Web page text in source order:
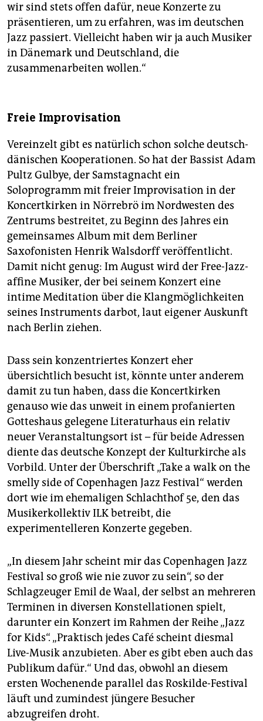
wir sind stets offen dafür, neue Konzerte zu
präsentieren, um zu erfahren, was im deutschen
Jazz passiert. Vielleicht haben wir ja auch Musiker
in Dänemark und Deutschland, die
zusammenarbeiten wollen.“
Freie Improvisation
Vereinzelt gibt es natürlich schon solche deutsch-
dänischen Kooperationen. So hat der Bassist Adam
Pultz Gulbye, der Samstagnacht ein
Soloprogramm mit freier Improvisation in der
Koncertkirken in Nörrebrö im Nordwesten des
Zentrums bestreitet, zu Beginn des Jahres ein
gemeinsames Album mit dem Berliner
Saxofonisten Henrik Walsdorff veröffentlicht.
Damit nicht genug: Im August wird der Free-Jazz-
affine Musiker, der bei seinem Konzert eine
intime Meditation über die Klangmöglichkeiten
seines Instruments darbot, laut eigener Auskunft
nach Berlin ziehen.
Dass sein konzentriertes Konzert eher
übersichtlich besucht ist, könnte unter anderem
damit zu tun haben, dass die Koncertkirken
genauso wie das unweit in einem profanierten
Gotteshaus gelegene Literaturhaus ein relativ
neuer Veranstaltungsort ist – für beide Adressen
diente das deutsche Konzept der Kulturkirche als
Vorbild. Unter der Überschrift „Take a walk on the
smelly side of Copenhagen Jazz Festival“ werden
dort wie im ehemaligen Schlachthof 5e, den das
Musikerkollektiv ILK betreibt, die
experimentelleren Konzerte gegeben.
„In diesem Jahr scheint mir das Copenhagen Jazz
Festival so groß wie nie zuvor zu sein“, so der
Schlagzeuger Emil de Waal, der selbst an mehreren
Terminen in diversen Konstellationen spielt,
darunter ein Konzert im Rahmen der Reihe „Jazz
for Kids“. „Praktisch jedes Café scheint diesmal
Live-Musik anzubieten. Aber es gibt eben auch das
Publikum dafür.“ Und das, obwohl an diesem
ersten Wochenende parallel das Roskilde-Festival
läuft und zumindest jüngere Besucher
abzugreifen droht.